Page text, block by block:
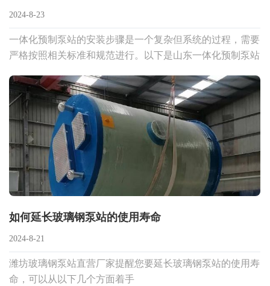
2024-8-23
一体化预制泵站的安装步骤是一个复杂但系统的过程，需要
严格按照相关标准和规范进行。以下是山东一体化预制泵站
如何延长玻璃钢泵站的使用寿命
2024-8-21
潍坊玻璃钢泵站直营厂家提醒您要延长玻璃钢泵站的使用寿
命，可以从以下几个方面着手